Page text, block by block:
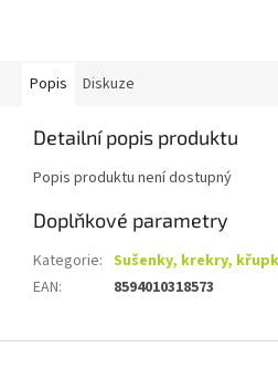
Popis Diskuze
Detailní popis produktu
Popis produktu není dostupný
Doplňkové parametry
Kategorie: Sušenky, krekry,
EAN: 8594010318573